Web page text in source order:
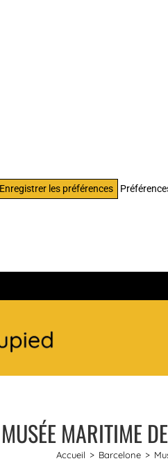
Enregistrer les préférences
MUSÉE MARITIME
Accueil > Barcelone >